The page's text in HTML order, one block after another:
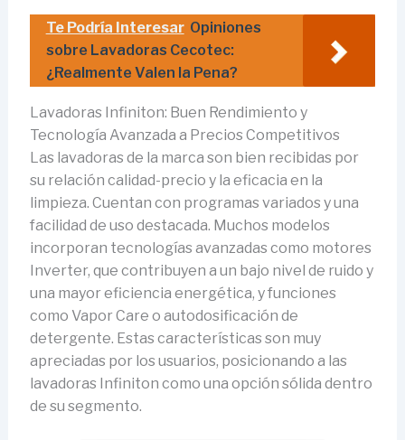
Te Podría Interesar Opiniones
sobre Lavadoras Cecotec:
¿Realmente Valen la Pena?
Lavadoras Infiniton: Buen Rendimiento y
Tecnología Avanzada a Precios Competitivos
Las lavadoras de la marca son bien recibidas por
su relación calidad-precio y la eficacia en la
limpieza. Cuentan con programas variados y una
facilidad de uso destacada. Muchos modelos
incorporan tecnologías avanzadas como motores
Inverter, que contribuyen a un bajo nivel de ruido y
una mayor eficiencia energética, y funciones
como Vapor Care o autodosificación de
detergente. Estas características son muy
apreciadas por los usuarios, posicionando a las
lavadoras Infiniton como una opción sólida dentro
de su segmento.